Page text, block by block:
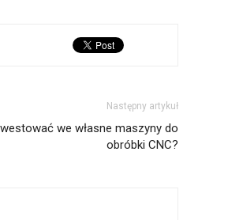
Następny artykuł
we własne maszyny do
obróbki CNC?